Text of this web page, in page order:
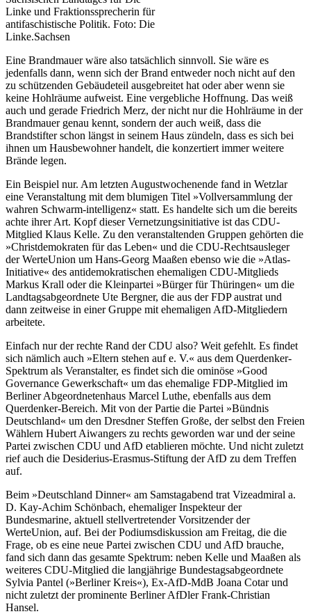
Linke und Fraktionssprecherin für
antifaschistische Politik. Foto: Die
Linke.Sachsen
Eine Brandmauer wäre also tatsächlich sinnvoll. Sie wäre es
jedenfalls dann, wenn sich der Brand entweder noch nicht auf den
zu schützenden Gebäudeteil ausgebreitet hat oder aber wenn sie
keine Hohlräume aufweist. Eine vergebliche Hoffnung. Das weiß
auch und gerade Friedrich Merz, der nicht nur die Hohlräume in der
Brandmauer genau kennt, sondern der auch weiß, dass die
Brandstifter schon längst in seinem Haus zündeln, dass es sich bei
ihnen um Hausbewohner handelt, die konzertiert immer weitere
Brände legen.
Ein Beispiel nur. Am letzten Augustwochenende fand in Wetzlar
eine Veranstaltung mit dem blumigen Titel »Vollversammlung der
wahren Schwarm-intelligenz« statt. Es handelte sich um die bereits
achte ihrer Art. Kopf dieser Vernetzungsinitiative ist das CDU-
Mitglied Klaus Kelle. Zu den veranstaltenden Gruppen gehörten die
»Christdemokraten für das Leben« und die CDU-Rechtsausleger
der WerteUnion um Hans-Georg Maaßen ebenso wie die »Atlas-
Initiative« des antidemokratischen ehemaligen CDU-Mitglieds
Markus Krall oder die Kleinpartei »Bürger für Thüringen« um die
Landtagsabgeordnete Ute Bergner, die aus der FDP austrat und
dann zeitweise in einer Gruppe mit ehemaligen AfD-Mitgliedern
arbeitete.
Einfach nur der rechte Rand der CDU also? Weit gefehlt. Es findet
sich nämlich auch »Eltern stehen auf e. V.« aus dem Querdenker-
Spektrum als Veranstalter, es findet sich die ominöse »Good
Governance Gewerkschaft« um das ehemalige FDP-Mitglied im
Berliner Abgeordnetenhaus Marcel Luthe, ebenfalls aus dem
Querdenker-Bereich. Mit von der Partie die Partei »Bündnis
Deutschland« um den Dresdner Steffen Große, der selbst den Freien
Wählern Hubert Aiwangers zu rechts geworden war und der seine
Partei zwischen CDU und AfD etablieren möchte. Und nicht zuletzt
rief auch die Desiderius-Erasmus-Stiftung der AfD zu dem Treffen
auf.
Beim »Deutschland Dinner« am Samstagabend trat Vizeadmiral a.
D. Kay-Achim Schönbach, ehemaliger Inspekteur der
Bundesmarine, aktuell stellvertretender Vorsitzender der
WerteUnion, auf. Bei der Podiumsdiskussion am Freitag, die die
Frage, ob es eine neue Partei zwischen CDU und AfD brauche,
fand sich dann das gesamte Spektrum: neben Kelle und Maaßen als
weiteres CDU-Mitglied die langjährige Bundestagsabgeordnete
Sylvia Pantel (»Berliner Kreis«), Ex-AfD-MdB Joana Cotar und
nicht zuletzt der prominente Berliner AfDler Frank-Christian
Hansel.